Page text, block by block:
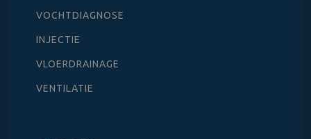
VOCHTDIAGNOSE
INJECTIE
VLOERDRAINAGE
VENTILATIE